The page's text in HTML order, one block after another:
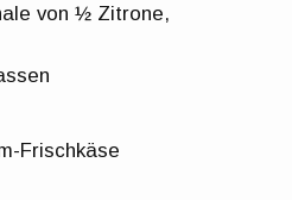
von ½ Zitrone,
Frischkäse